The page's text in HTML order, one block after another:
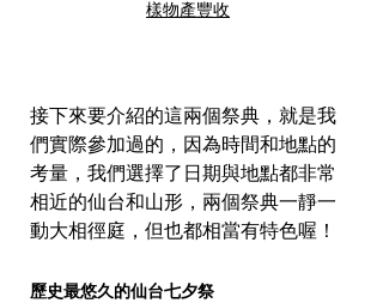
樣物產豐收
接下來要介紹的這兩個祭典，就是我
們實際參加過的，因為時間和地點的
考量，我們選擇了日期與地點都非常
相近的仙台和山形，兩個祭典一靜一
動大相徑庭，但也都相當有特色喔！
歷史最悠久的仙台七夕祭